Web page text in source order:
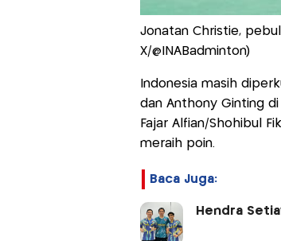
Jonatan Christie,
X/@INABadminton)
Indonesia masih
dan Anthony Ginting
Fajar Alfian/Shohibul
meraih poin.
Baca Juga:
Hendra